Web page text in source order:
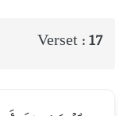
Verset : 17